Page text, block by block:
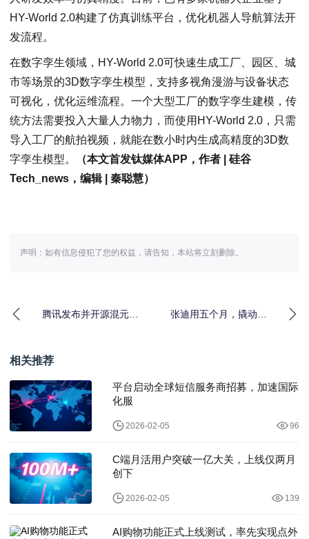
HY-World 2.0构建了仿真训练平台，优化机器人导航算法开
发流程。
在数字孪生领域，HY-World 2.0可快速生成工厂、园区、城
市等场景的3D数字孪生模型，支持多视角漫游与设备状态
可视化，优化运维流程。一个大型工厂的数字孪生建模，传
统方法需要投入大量人力物力，而使用HY-World 2.0，只需
导入工厂的航拍视频，就能在数小时内生成高精度的3D数
字孪生模型。
（本文首发钛媒体APP，作者 | 硅谷
Tech_news，编辑 | 秦聪慧）
声明：如有信息侵犯了您的权益，请告知，本站将立刻删除。
腾讯发布并开源混元世
张迪用五个月，撬动了
相关推荐
平台启动全球短信服务商招募，加速国际
化服
2026-02-05 96
C端月活用户突破一亿大关，上线仅两月
创下
2026-02-05 139
AI购物功能正式上线测试，率先实现点外